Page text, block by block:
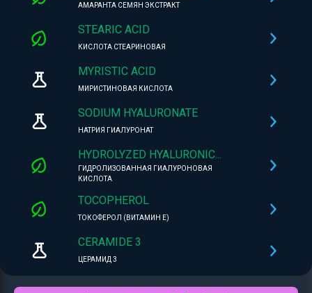
АМАРАНТА СЕМЯН ЭКСТРАКТ
STEARIC ACID
КИСЛОТА СТЕАРИНОВАЯ
MYRISTIC ACID
МИРИСТИНОВАЯ КИСЛОТА
SODIUM HYALURONATE
НАТРИЯ ГИАЛУРОНАТ
HYDROLYZED HYALURONIC...
ГИДРОЛИЗОВАННАЯ ГИАЛУРОНОВАЯ
КИСЛОТА
TOCOPHEROL
ТОКОФЕРОЛ (ВИТАМИН Е)
CERAMIDE 3
ЦЕРАМИД 3